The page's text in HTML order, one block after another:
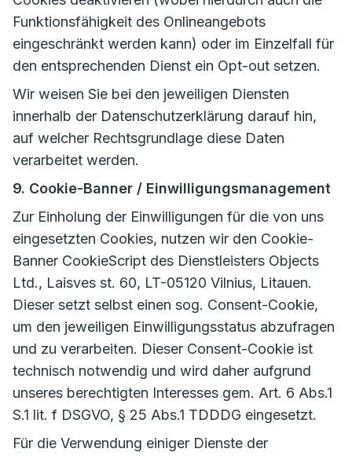
Funktionsfähigkeit des Onlineangebots
eingeschränkt werden kann) oder im Einzelfall für
den entsprechenden Dienst ein Opt-out setzen.
Wir weisen Sie bei den jeweiligen Diensten
innerhalb der Datenschutzerklärung darauf hin,
auf welcher Rechtsgrundlage diese Daten
verarbeitet werden.
9. Cookie-Banner / Einwilligungsmanagement
Zur Einholung der Einwilligungen für die von uns
eingesetzten Cookies, nutzen wir den Cookie-
Banner CookieScript des Dienstleisters Objects
Ltd., Laisves st. 60, LT-05120 Vilnius, Litauen.
Dieser setzt selbst einen sog. Consent-Cookie,
um den jeweiligen Einwilligungsstatus abzufragen
und zu verarbeiten. Dieser Consent-Cookie ist
technisch notwendig und wird daher aufgrund
unseres berechtigten Interesses gem. Art. 6 Abs.1
S.1 lit. f DSGVO, § 25 Abs.1 TDDDG eingesetzt.
Für die Verwendung einiger Dienste der